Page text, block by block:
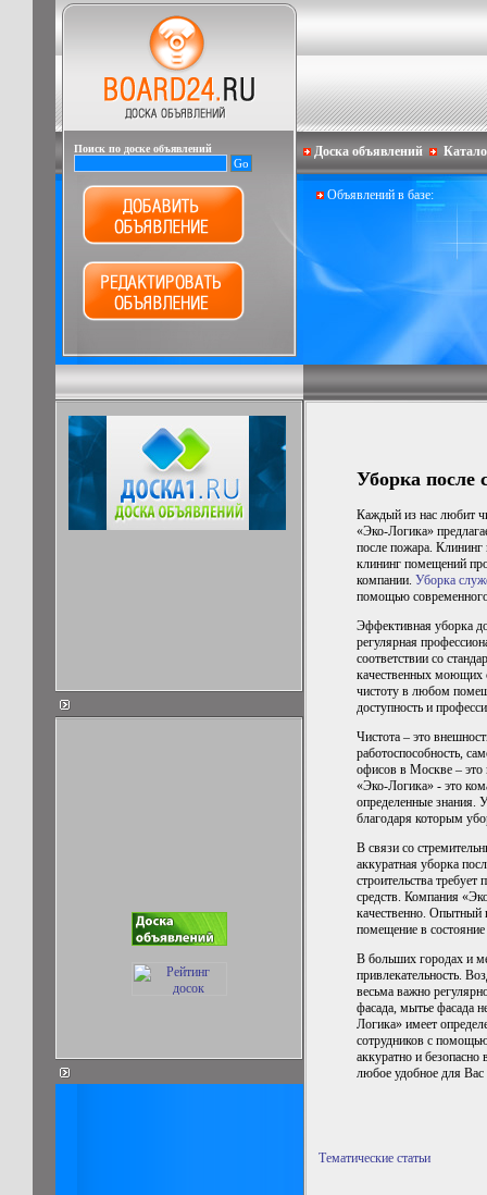
Поиск по доске объявлений Доска объявлений
Объявлений в базе:
Уборка после
Каждый из нас любит
«Эко-Логика»
после пожара.
клининг помещений
компании. Уборка
помощью
Эффективная уборка
регулярная
соответствии со
качественных моющих
чистоту в любом
доступность и
Чистота – это
работоспособность,
офисов в Москве – это
«Эко-Логика» - это
определенные знания.
благодаря которым
В связи со
аккуратная уборка
строительства
средств. Компания
качественно. Опытный
помещение в
В больших городах и
привлекательность.
весьма важно
фасада, мытье фасада
Логика» имеет
сотрудников с
аккуратно и
любое удобное для
Тематические статьи